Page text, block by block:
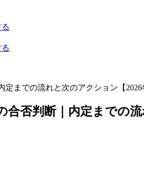
までの流れと次のアクション【2026
否判断｜内定までの